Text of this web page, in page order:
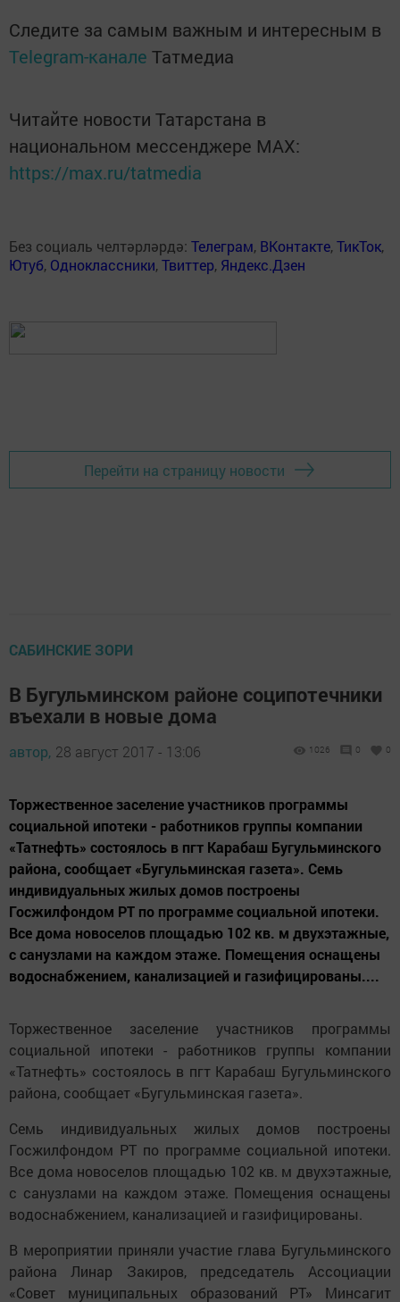
Следите за самым важным и интересным в
Telegram-канале Татмедиа
Читайте новости Татарстана в
национальном мессенджере MАХ:
https://max.ru/tatmedia
Без социаль челтәрләрдә: Телеграм, ВКонтакте,ТикТок,
Ютуб, Одноклассники,Твиттер, Яндекс.Дзен
Перейти на страницу новости
САБИНСКИЕ ЗОРИ
В Бугульминском районе соципотечники
въехали в новые дома
автор, 28 август 2017 - 13:06 1026 0 0
Торжественное заселение участников программы
социальной ипотеки - работников группы компании
«Татнефть» состоялось в пгт Карабаш Бугульминского
района, сообщает «Бугульминская газета». Семь
индивидуальных жилых домов построены
Госжилфондом РТ по программе социальной ипотеки.
Все дома новоселов площадью 102 кв. м двухэтажные,
с санузлами на каждом этаже. Помещения оснащены
водоснабжением, канализацией и газифицированы....
Торжественное заселение участников программы
социальной ипотеки - работников группы компании
«Татнефть» состоялось в пгт Карабаш Бугульминского
района, сообщает «Бугульминская газета».
Семь индивидуальных жилых домов построены
Госжилфондом РТ по программе социальной ипотеки.
Все дома новоселов площадью 102 кв. м двухэтажные,
с санузлами на каждом этаже. Помещения оснащены
водоснабжением, канализацией и газифицированы.
В мероприятии приняли участие глава Бугульминского
района Линар Закиров, председатель Ассоциации
«Совет муниципальных образований РТ» Минсагит